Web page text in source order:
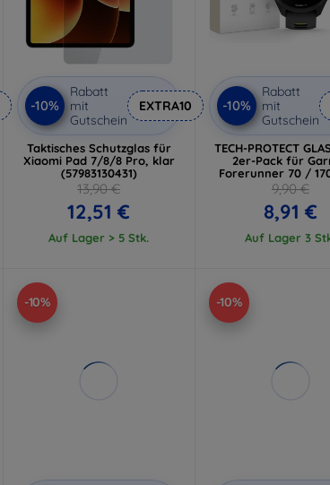
-10%
Rabatt
mit
Gutschein
EXTRA10
Taktisches Schutzglas für
Xiaomi Pad 7/8/8 Pro, klar
(57983130431)
13,90 €
12,51 €
Auf Lager > 5 Stk.
-10%
Rabatt
mit
Gutschein
TECH-PROTECT
2er-Pack für
Forerunner 70 /
9,90 €
8,91 €
Auf Lager 3
-10% -10%